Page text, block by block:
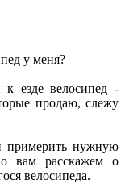
у меня?
езде велосипед -
продаю, слежу
примерить нужную
вам расскажем о
велосипеда.